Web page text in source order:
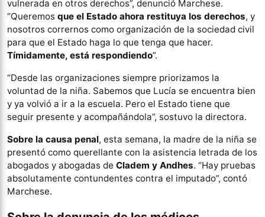
vulnerada en otros derechos”, denunció Marchese.
“Queremos que el Estado ahora restituya los derechos, y
nosotros corrernos como organización de la sociedad civil
para que el Estado haga lo que tenga que hacer.
Tímidamente, está respondiendo”.
“Desde las organizaciones siempre priorizamos la
voluntad de la niña. Sabemos que Lucía se encuentra bien
y ya volvió a ir a la escuela. Pero el Estado tiene que
seguir presente y acompañándola”, sostuvo la directora.
Sobre la causa penal, esta semana, la madre de la niña se
presentó como querellante con la asistencia letrada de los
abogados y abogadas de Cladem y Andhes. “Hay pruebas
absolutamente contundentes contra el imputado”, contó
Marchese.